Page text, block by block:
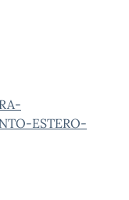
ESTERO-